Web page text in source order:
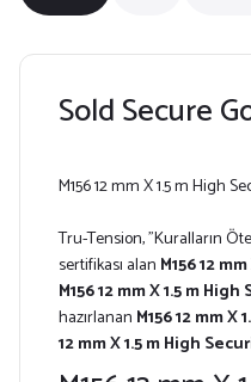
Sold Secure
M156 12 mm X 1.5 m High
Tru-Tension, "Kuralların
sertifikası alan M156 12
M156 12 mm X 1.5 m
hazırlanan M156 12 mm
12 mm X 1.5 m High